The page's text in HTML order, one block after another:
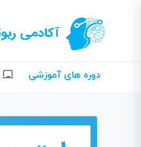
دوره های آموزشی